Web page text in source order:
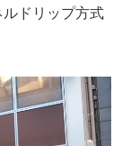
ドリップ方式